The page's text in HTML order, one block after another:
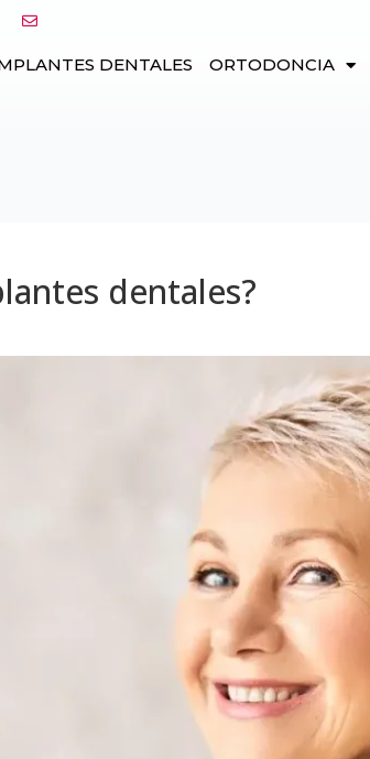
DENTALES ORTODONCIA
dentales?